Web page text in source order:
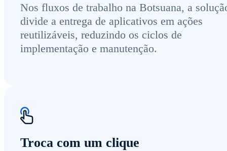
Nos fluxos de trabalho na Botsuana, a
divide a entrega de aplicativos em ações
reutilizáveis, reduzindo os ciclos de
implementação e manutenção.
Troca com um clique